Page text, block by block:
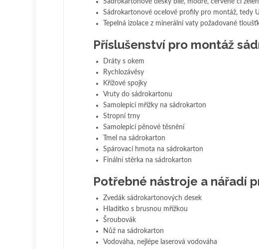
Sádrokartonové desky bílé, modré, červené či
Sádrokartonové ocelové profily pro montáž, tedy
Tepelná izolace z minerální vaty požadované
Příslušenství pro montáž
Dráty s okem
Rychlozávěsy
Křížové spojky
Vruty do sádrokartonu
Samolepicí mřížky na sádrokarton
Stropní trny
Samolepicí pěnové těsnění
Tmel na sádrokarton
Spárovací hmota na sádrokarton
Finální stěrka na sádrokarton
Potřebné nástroje a nářadí
Zvedák sádrokartonových desek
Hladítko s brusnou mřížkou
Šroubovák
Nůž na sádrokarton
Vodováha, nejlépe laserová vodováha